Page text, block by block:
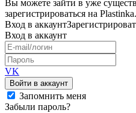
Вы можете зайти в уже
зарегистрироваться на
Вход в аккаунт
Вход в аккаунт
VK
Войти в аккаунт
Запомнить меня
Забыли пароль?